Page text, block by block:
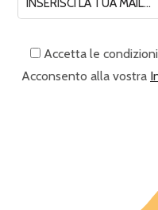
Accetta le condizioni
Acconsento alla vostra